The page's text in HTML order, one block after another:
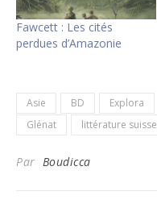
Fawcett : Les cités
perdues d’Amazonie
Asie BD Explora
Glénat
littérature suisse
Par Boudicca